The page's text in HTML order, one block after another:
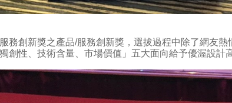
務創新獎之產品/服務創新獎，選拔過程中除了網友
創性、技術含量、市場價值」五大面向給予優渥設計